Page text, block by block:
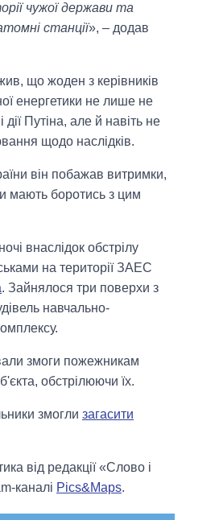
чужої держави та
станції», – додав
що жоден з керівників
енергетики не лише не
дії Путіна, але й навіть не
щодо наслідків.
він побажав витримки,
мають боротись з цим
внаслідок обстрілу
на території ЗАЕС
. Зайнялося три поверхи з
навчально-
змоги пожежникам
обстрілюючи їх.
змогли загасити
від редакції «Слово і
каналі Pics&Maps.